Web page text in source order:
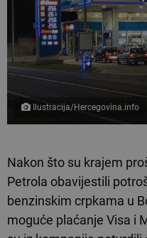
Ilustracija/Hercegovina.info
Nakon što su krajem
Petrola obavijestili
benzinskim crpkama u
moguće plaćanje Visa i